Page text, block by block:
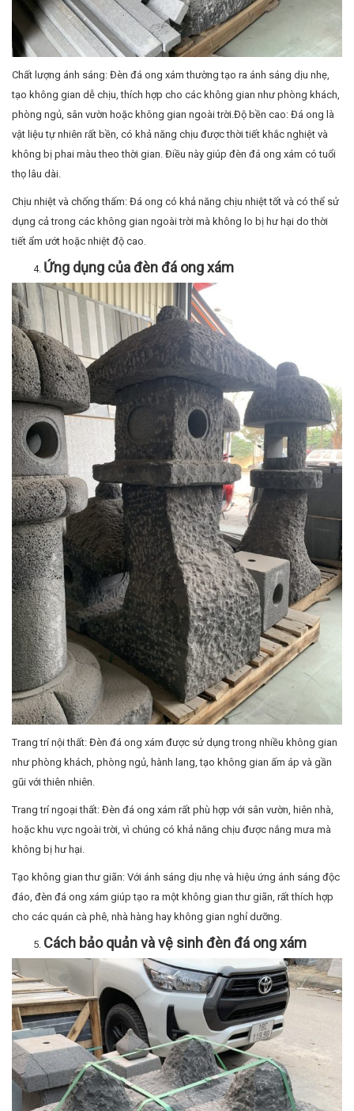
không bị phai màu theo thời gian. Điều này giúp đèn đá ong xám có tuổi
thọ lâu dài.
Chịu nhiệt và chống thấm: Đá ong có khả năng chịu nhiệt tốt và có thể sử
dụng cả trong các không gian ngoài trời mà không lo bị hư hại do thời
tiết ẩm ướt hoặc nhiệt độ cao.
Ứng dụng của đèn đá ong xám
Trang trí nội thất: Đèn đá ong xám được sử dụng trong nhiều không gian
như phòng khách, phòng ngủ, hành lang, tạo không gian ấm áp và gần
gũi với thiên nhiên.
Trang trí ngoại thất: Đèn đá ong xám rất phù hợp với sân vườn, hiên nhà,
hoặc khu vực ngoài trời, vì chúng có khả năng chịu được nắng mưa mà
không bị hư hại.
Tạo không gian thư giãn: Với ánh sáng dịu nhẹ và hiệu ứng ánh sáng độc
đáo, đèn đá ong xám giúp tạo ra một không gian thư giãn, rất thích hợp
Cách bảo quản và vệ sinh đèn đá ong xám